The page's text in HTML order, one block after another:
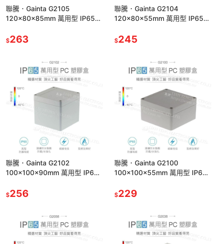
聯騰．Gainta G2105
120x80x85mm 萬用型 IP65
$263
聯騰．Gainta G2104
120x80x55mm 萬用型 IP65
$245
聯騰．Gainta G2102
100x100x90mm 萬用型 IP65
$256
聯騰．Gainta G2100
100x100x55mm 萬用型 IP65
$229